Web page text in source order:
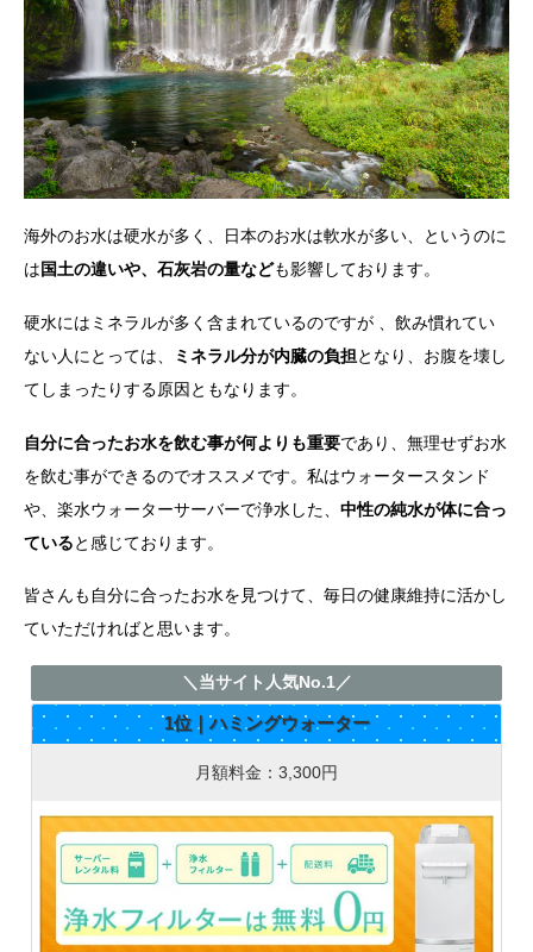
海外のお水は硬水が多く、日本のお水は軟水が多い、というのに
は国土の違いや、石灰岩の量なども影響しております。
硬水にはミネラルが多く含まれているのですが 、飲み慣れてい
ない人にとっては、
ミネラル分が内臓の負担となり、お腹を壊し
てしまったりする原因ともなります。
自分に合ったお水を飲む事が何よりも重要であり、無理せずお水
を飲む事ができるのでオススメです。私はウォータースタンド
や、楽水ウォーターサーバーで浄水した、 中性の純水が体に合っ
ていると感じております。
皆さんも自分に合ったお水を見つけて、毎日の健康維持に活かし
ていただければと思います。
＼当サイト人気No.1／
1位｜ハミングウォーター
月額料金：3,300円